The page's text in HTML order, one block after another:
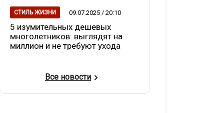
СТИЛЬ ЖИЗНИ 09.07.2025 / 20:10
5 изумительных дешевых
многолетников: выглядят на
миллион и не требуют ухода
Все новости